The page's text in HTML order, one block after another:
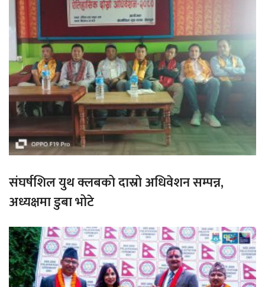
संघर्षशिल युथ क्लबको दास्रो अधिवेशन सम्पन्न,
अध्यक्षमा डुबा भोटे